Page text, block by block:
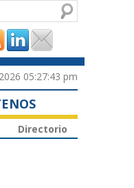
05:27:43 pm
Directorio